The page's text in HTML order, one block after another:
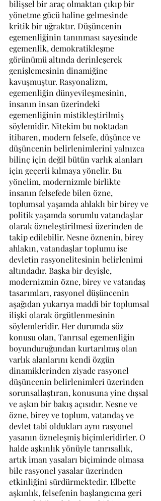
bilişsel bir araç olmaktan çıkıp bir
yönetme gücü haline gelmesinde
kritik bir uğraktır. Düşüncenin
egemenliğinin tanınması sayesinde
egemenlik, demokratikleşme
görünümü altında derinleşerek
genişlemesinin dinamiğine
kavuşmuştur. Rasyonalizm,
egemenliğin dünyevileşmesinin,
insanın insan üzerindeki
egemenliğinin mistikleştirilmiş
söylemidir. Nitekim bu noktadan
itibaren, modern felsefe, düşünce ve
düşüncenin belirlenimlerini yalnızca
bilinç için değil bütün varlık alanları
için geçerli kılmaya yönelir. Bu
yönelim, modernizmle birlikte
insanın felsefede bilen özne,
toplumsal yaşamda ahlaklı bir birey ve
politik yaşamda sorumlu vatandaşlar
olarak özneleştirilmesi üzerinden de
takip edilebilir. Nesne öznenin, birey
ahlakın, vatandaşlar toplumu ise
devletin rasyonelitesinin belirlenimi
altındadır. Başka bir deyişle,
modernizmin özne, birey ve vatandaş
tasarımları, rasyonel düşüncenin
aşağıdan yukarıya maddi bir toplumsal
ilişki olarak örgütlenmesinin
söylemleridir. Her durumda söz
konusu olan, Tanrısal egemenliğin
boyunduruğundan kurtarılmış olan
varlık alanlarını kendi özgün
dinamiklerinden ziyade rasyonel
düşüncenin belirlenimleri üzerinden
sorunsallaştıran, konusuna yine dışsal
ve aşkın bir bakış açısıdır. Nesne ve
özne, birey ve toplum, vatandaş ve
devlet tabi oldukları aynı rasyonel
yasanın özneleşmiş biçimleridirler. O
halde aşkınlık yönüyle tanrısallık,
artık iman yasaları biçiminde olmasa
bile rasyonel yasalar üzerinden
etkinliğini sürdürmektedir. Elbette
aşkınlık, felsefenin başlangıcına geri